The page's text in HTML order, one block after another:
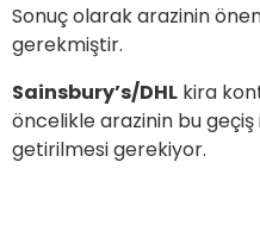
Sonuç olarak arazinin
gerekmiştir.
Sainsbury’s/DHL kira
öncelikle arazinin bu
getirilmesi gerekiyor.